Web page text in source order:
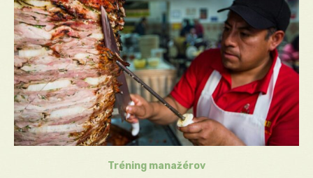
Tréning manažérov